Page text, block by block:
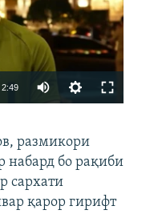
480p
2:49
360p
480p
размикори
набард бо рақиби
сархати
қарор гирифт